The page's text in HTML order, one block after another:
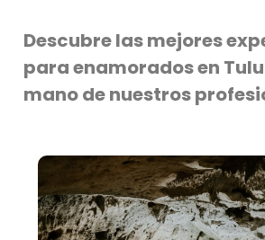
Descubre las mejores
para enamorados en
mano de nuestros